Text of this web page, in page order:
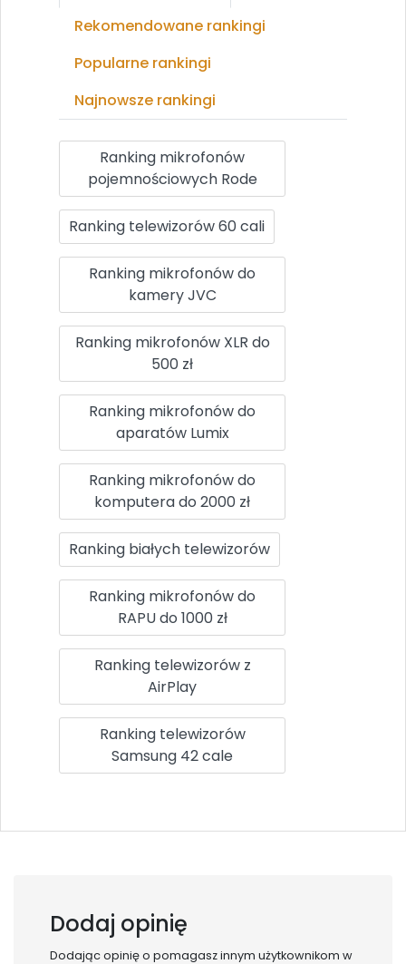
Rekomendowane rankingi
Popularne rankingi
Najnowsze rankingi
Ranking mikrofonów
pojemnościowych Rode
Ranking telewizorów 60 cali
Ranking mikrofonów do
kamery JVC
Ranking mikrofonów XLR do
500 zł
Ranking mikrofonów do
aparatów Lumix
Ranking mikrofonów do
komputera do 2000 zł
Ranking białych telewizorów
Ranking mikrofonów do
RAPU do 1000 zł
Ranking telewizorów z
AirPlay
Ranking telewizorów
Samsung 42 cale
Dodaj opinię
Dodając opinię o pomagasz innym użytkownikom w